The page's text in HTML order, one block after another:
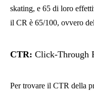
skating, e 65 di loro
il CR è 65/100, ovvero
CTR: Click-Through
Per trovare il CTR della